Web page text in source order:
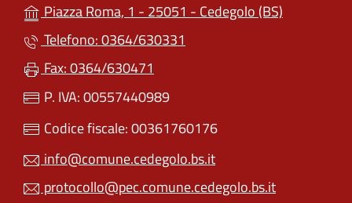
Piazza Roma, 1 - 25051 - Cedegolo (BS)
Telefono: 0364/630331
Fax: 0364/630471
P. IVA: 00557440989
Codice fiscale: 00361760176
info@comune.cedegolo.bs.it
protocollo@pec.comune.cedegolo.bs.it